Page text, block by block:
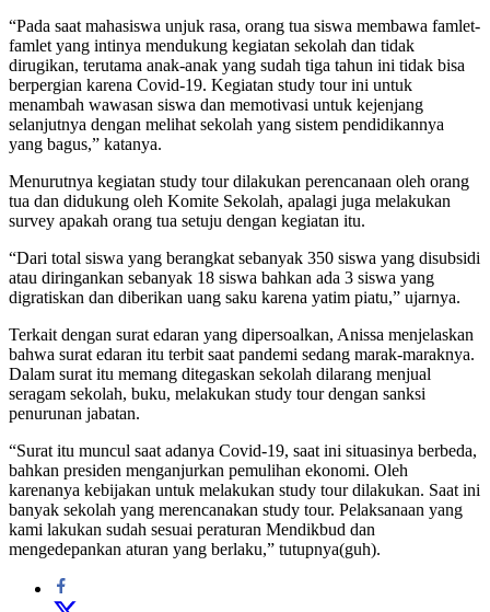
“Pada saat mahasiswa unjuk rasa, orang tua siswa membawa famlet-
famlet yang intinya mendukung kegiatan sekolah dan tidak
dirugikan, terutama anak-anak yang sudah tiga tahun ini tidak bisa
berpergian karena Covid-19. Kegiatan study tour ini untuk
menambah wawasan siswa dan memotivasi untuk kejenjang
selanjutnya dengan melihat sekolah yang sistem pendidikannya
yang bagus,” katanya.
Menurutnya kegiatan study tour dilakukan perencanaan oleh orang
tua dan didukung oleh Komite Sekolah, apalagi juga melakukan
survey apakah orang tua setuju dengan kegiatan itu.
“Dari total siswa yang berangkat sebanyak 350 siswa yang disubsidi
atau diringankan sebanyak 18 siswa bahkan ada 3 siswa yang
digratiskan dan diberikan uang saku karena yatim piatu,” ujarnya.
Terkait dengan surat edaran yang dipersoalkan, Anissa menjelaskan
bahwa surat edaran itu terbit saat pandemi sedang marak-maraknya.
Dalam surat itu memang ditegaskan sekolah dilarang menjual
seragam sekolah, buku, melakukan study tour dengan sanksi
penurunan jabatan.
“Surat itu muncul saat adanya Covid-19, saat ini situasinya berbeda,
bahkan presiden menganjurkan pemulihan ekonomi. Oleh
karenanya kebijakan untuk melakukan study tour dilakukan. Saat ini
banyak sekolah yang merencanakan study tour. Pelaksanaan yang
kami lakukan sudah sesuai peraturan Mendikbud dan
mengedepankan aturan yang berlaku,” tutupnya(guh).